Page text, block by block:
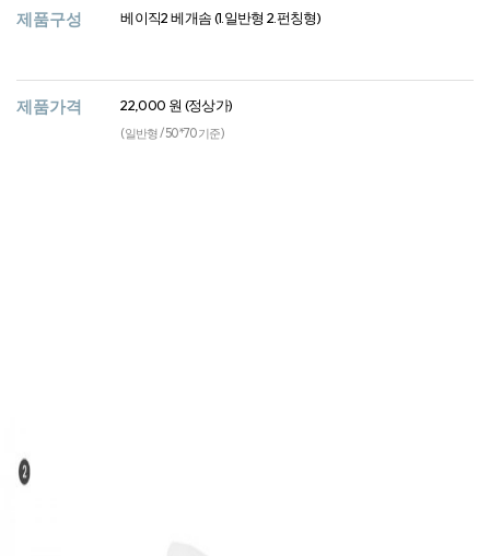
제품구성 베이직2 베개솜 (1.일반형 2.펀칭형)
제품가격 22,000 원 (정상가)
(일반형 / 50*70 기준)